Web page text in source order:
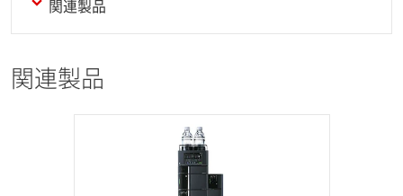
関連製品
関連製品